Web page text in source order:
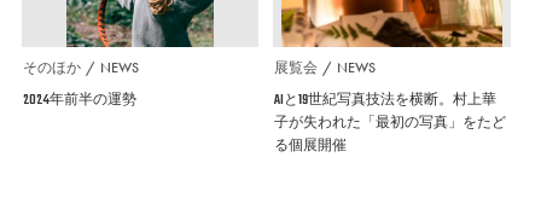
そのほか NEWS
2024年前半の運勢
展覧会 NEWS
AIと19世紀写真技法を横断。村上華
子が失われた「最初の写真」をたど
る個展開催